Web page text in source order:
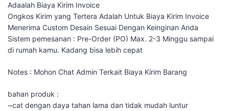
Adaalah Biaya Kirim Invoice
Ongkos Kirim yang Tertera Adalah Untuk Biaya Kirim Invoice
Menerima Custom Desain Sesuai Dengan Keinginan Anda
Sistem pemesanan : Pre-Order (PO) Max. 2-3 Minggu sampai
di rumah kamu. Kadang bisa lebih cepat
Notes : Mohon Chat Admin Terkait Biaya Kirim Barang
bahan produk :
~cat dengan daya tahan lama dan tidak mudah luntur